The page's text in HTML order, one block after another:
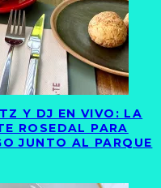
Y DJ EN VIVO: LA
ROSEDAL PARA
JUNTO AL PARQUE